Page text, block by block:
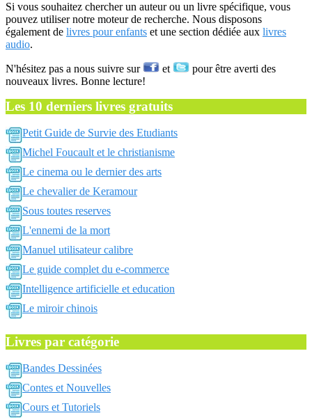
Si vous souhaitez chercher un auteur ou un livre spécifique, vous
pouvez utiliser notre moteur de recherche. Nous disposons
également de livres pour enfants et une section dédiée aux livres
audio.
N'hésitez pas a nous suivre sur et
pour être averti des
nouveaux livres. Bonne lecture!
Les 10 derniers livres gratuits
Petit Guide de Survie des Etudiants
Michel Foucault et le christianisme
Le cinema ou le dernier des arts
Le chevalier de Keramour
Sous toutes reserves
L'ennemi de la mort
Manuel utilisateur calibre
Le guide complet du e-commerce
Intelligence artificielle et education
Le miroir chinois
Livres par catégorie
Bandes Dessinées
Contes et Nouvelles
Cours et Tutoriels